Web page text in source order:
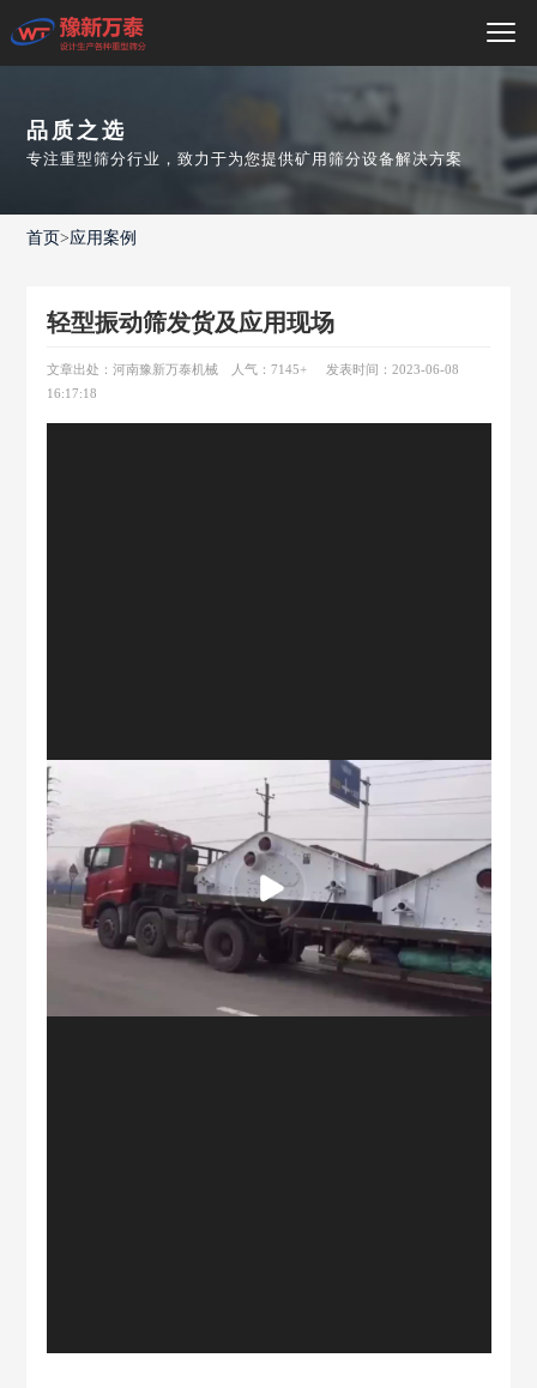
品质之选
专注重型筛分行业，致力于为您提供矿用筛分设备解决方案
首页>应用案例
轻型振动筛发货及应用现场
文章出处：河南豫新万泰机械 人气：7145+
发表时间：2023-06-08
16:17:18